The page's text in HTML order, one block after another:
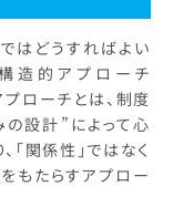
はどうすればよい
造的アプローチ
ローチとは、制度
設計”によって心
「関係性」ではなく
もたらすアプロー